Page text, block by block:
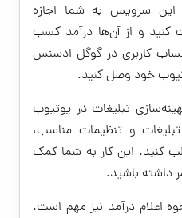
سرویس به شما اجازه
کنید و از آن‌ها درآمد کسب
کاربری در گوگل ادسنس
خود وصل کنید.
تبلیغات در یوتیوب
و تنظیمات مناسب،
کنید. این کار به شما کمک
داشته باشید.
اعلام درآمد نیز مهم است.